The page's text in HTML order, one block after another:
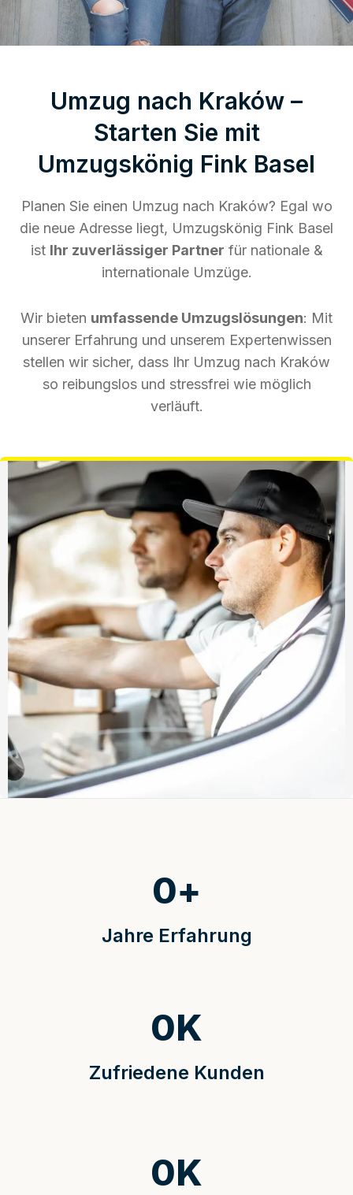
Umzug nach Kraków –
Starten Sie mit
Umzugskönig Fink Basel
Planen Sie einen Umzug nach Kraków? Egal wo
die neue Adresse liegt, Umzugskönig Fink Basel
ist Ihr zuverlässiger Partner für nationale &
internationale Umzüge.
Wir bieten umfassende Umzugslösungen: Mit
unserer Erfahrung und unserem Expertenwissen
stellen wir sicher, dass Ihr Umzug nach Kraków
so reibungslos und stressfrei wie möglich
verläuft.
Jahre Erfahrung
0+
Zufriedene Kunden
0K
0K